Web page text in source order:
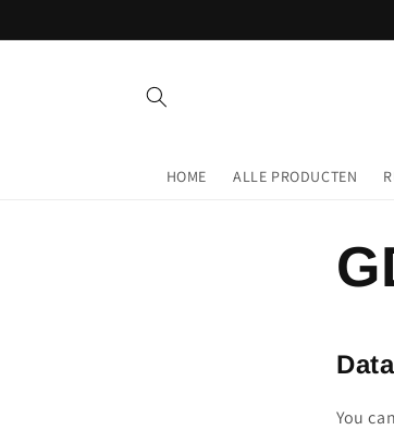
content
HOME ALLE PRODUCTEN
You